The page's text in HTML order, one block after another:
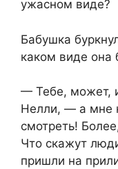
ужасном виде?
Бабушка
каком виде она
— Тебе, может,
Нелли, — а мне
смотреть!
Что скажут
пришли на